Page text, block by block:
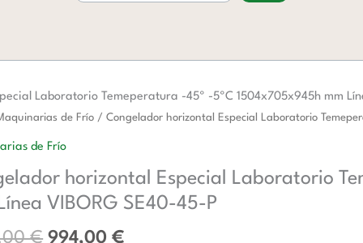
Laboratorio Temeperatura -45º -5ºC 1504x705x945h mm
de Frío / Congelador horizontal Especial Laboratorio
de Frío
horizontal Especial Laboratorio
VIBORG SE40-45-P
€
El
precio
era:
1.617,00 €.
994,00€
El
es:
994,00 €.